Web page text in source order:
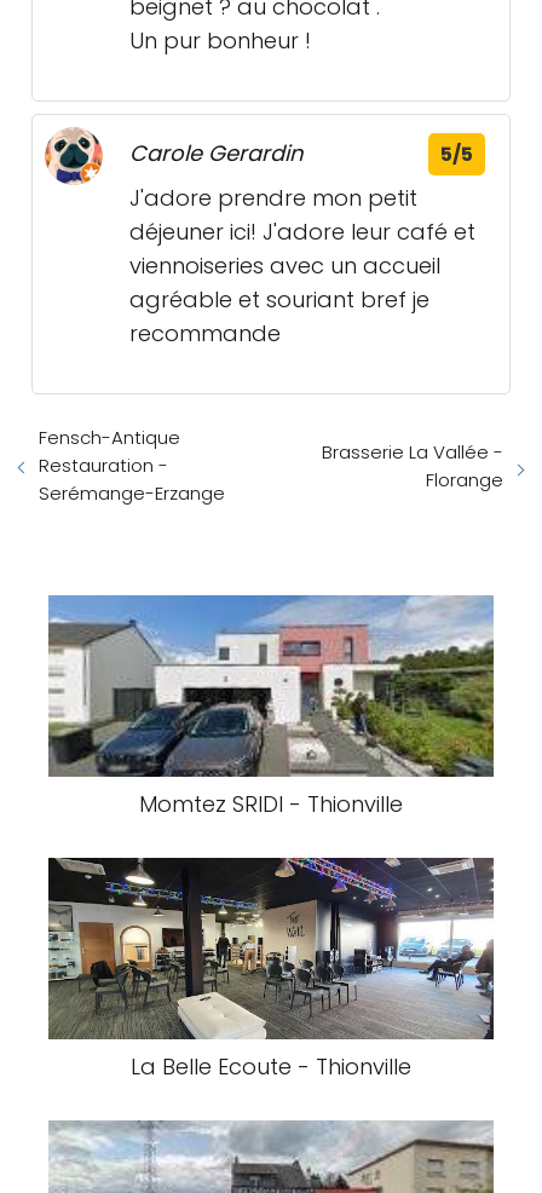
beignet ? au chocolat .
Un pur bonheur !
Carole Gerardin 5/5
J'adore prendre mon petit
déjeuner ici! J'adore leur café et
viennoiseries avec un accueil
agréable et souriant bref je
recommande
Fensch-Antique
Restauration -
Serémange-Erzange
Brasserie La Vallée -
Florange
Momtez SRIDI - Thionville
La Belle Ecoute - Thionville